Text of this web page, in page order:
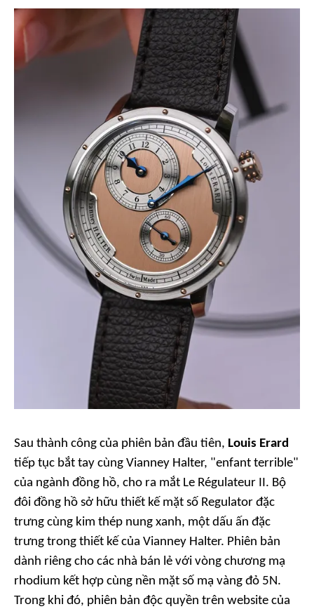
Sau thành công của phiên bản đầu tiên, Louis Erard
tiếp tục bắt tay cùng Vianney Halter, "enfant terrible"
của ngành đồng hồ, cho ra mắt Le Régulateur II. Bộ
đôi đồng hồ sở hữu thiết kế mặt số Regulator đặc
trưng cùng kim thép nung xanh, một dấu ấn đặc
trưng trong thiết kế của Vianney Halter. Phiên bản
dành riêng cho các nhà bán lẻ với vòng chương mạ
rhodium kết hợp cùng nền mặt số mạ vàng đỏ 5N.
Trong khi đó, phiên bản độc quyền trên website của